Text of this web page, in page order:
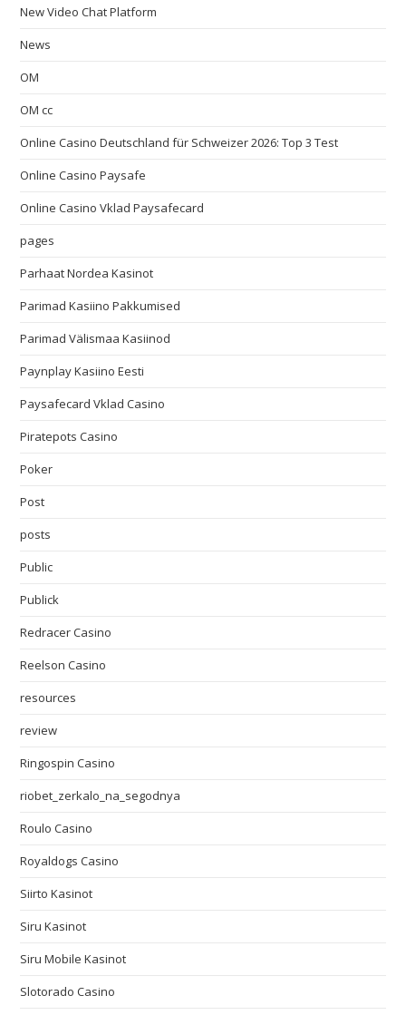
New Video Chat Platform
News
OM
OM cc
Online Casino Deutschland für Schweizer 2026: Top 3 Test
Online Casino Paysafe
Online Casino Vklad Paysafecard
pages
Parhaat Nordea Kasinot
Parimad Kasiino Pakkumised
Parimad Välismaa Kasiinod
Paynplay Kasiino Eesti
Paysafecard Vklad Casino
Piratepots Casino
Poker
Post
posts
Public
Publick
Redracer Casino
Reelson Casino
resources
review
Ringospin Casino
riobet_zerkalo_na_segodnya
Roulo Casino
Royaldogs Casino
Siirto Kasinot
Siru Kasinot
Siru Mobile Kasinot
Slotorado Casino